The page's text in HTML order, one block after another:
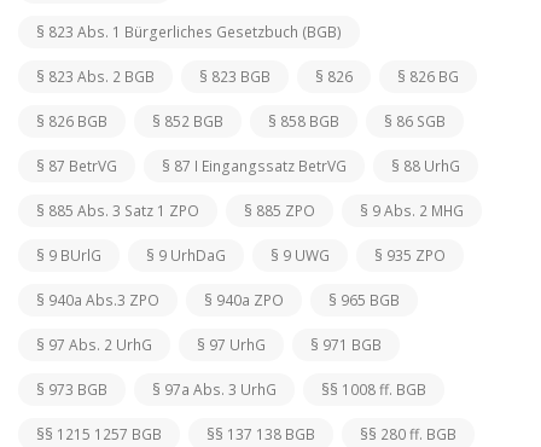
§ 823 Abs. 1 Bürgerliches Gesetzbuch (BGB)
§ 823 Abs. 2 BGB § 823 BGB § 826 § 826 BG
§ 826 BGB § 852 BGB § 858 BGB § 86 SGB
§ 87 BetrVG § 87 I Eingangssatz BetrVG § 88 UrhG
§ 885 Abs. 3 Satz 1 ZPO § 885 ZPO § 9 Abs. 2 MHG
§ 9 BUrlG § 9 UrhDaG § 9 UWG § 935 ZPO
§ 940a Abs.3 ZPO § 940a ZPO § 965 BGB
§ 97 Abs. 2 UrhG § 97 UrhG § 971 BGB
§ 973 BGB § 97a Abs. 3 UrhG §§ 1008 ff. BGB
§§ 1215 1257 BGB §§ 137 138 BGB §§ 280 ff. BGB